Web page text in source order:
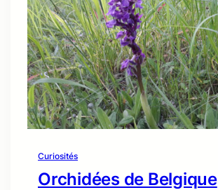
Curiosités
Orchidées de Belgique